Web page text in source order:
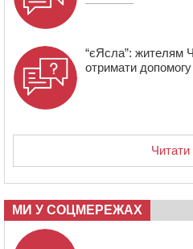
“єЯсла”: жителям
отримати
МИ У СОЦМЕРЕЖАХ